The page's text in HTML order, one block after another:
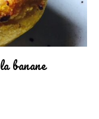
banane